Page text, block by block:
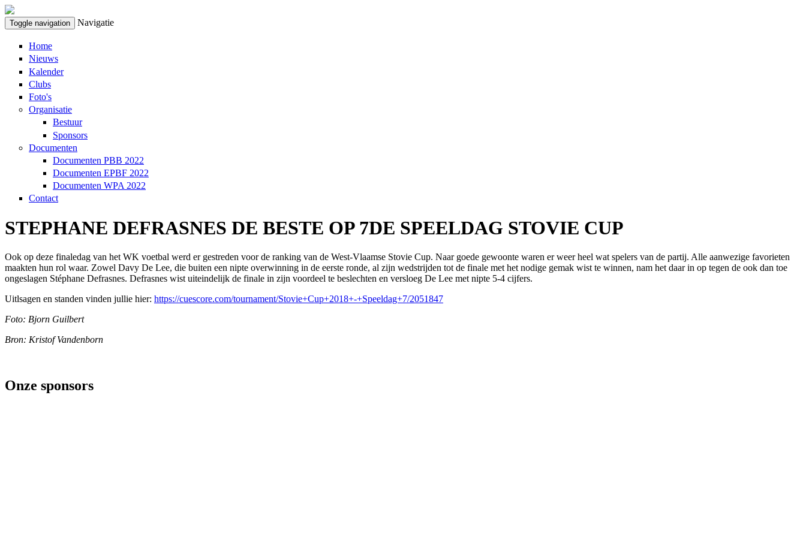
Overslaan en naar de algemene inhoud gaan
Toggle navigation Navigatie
Home
Nieuws
Kalender
Clubs
Foto's
Organisatie
Bestuur
Sponsors
Documenten
Documenten PBB 2022
Documenten EPBF 2022
Documenten WPA 2022
Contact
STEPHANE DEFRASNES DE BESTE OP 7DE SPEELDAG STOVIE CUP
Ook op deze finaledag van het WK voetbal werd er gestreden voor de ranking van de West-Vlaamse Stovie Cup. Naar goede gewoonte waren er weer heel wat spelers van de partij. Alle aanwezige favorieten
maakten hun rol waar. Zowel Davy De Lee, die buiten een nipte overwinning in de eerste ronde, al zijn wedstrijden tot de finale met het nodige gemak wist te winnen, nam het daar in op tegen de ook dan toe
ongeslagen Stéphane Defrasnes. Defrasnes wist uiteindelijk de finale in zijn voordeel te beslechten en versloeg De Lee met nipte 5-4 cijfers.
Uitlsagen en standen vinden jullie hier: https://cuescore.com/tournament/Stovie+Cup+2018+-+Speeldag+7/2051847
Foto: Bjorn Guilbert
Bron: Kristof Vandenborn
Onze sponsors